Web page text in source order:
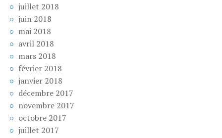
juillet 2018
juin 2018
mai 2018
avril 2018
mars 2018
février 2018
janvier 2018
décembre 2017
novembre 2017
octobre 2017
juillet 2017